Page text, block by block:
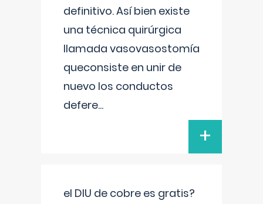
definitivo. Así bien existe
una técnica quirúrgica
llamada vasovasostomía
queconsiste en unir de
nuevo los conductos
defere...
+
el DIU de cobre es gratis?